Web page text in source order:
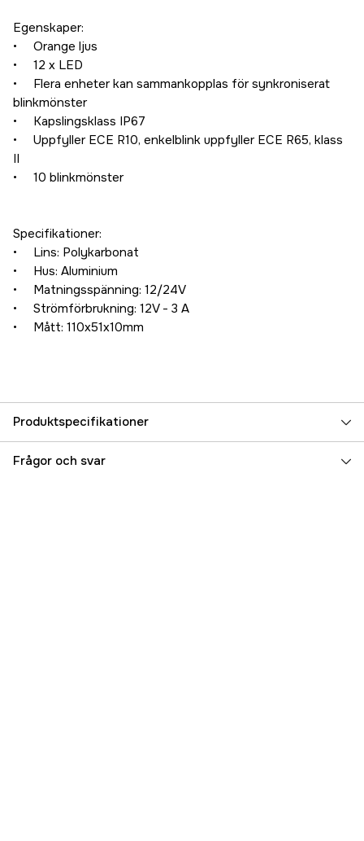
Egenskaper:
• Orange ljus
• 12 x LED
• Flera enheter kan sammankopplas för synkroniserat
blinkmönster
• Kapslingsklass IP67
• Uppfyller ECE R10, enkelblink uppfyller ECE R65, klass
II
• 10 blinkmönster
Specifikationer:
• Lins: Polykarbonat
• Hus: Aluminium
• Matningsspänning: 12/24V
• Strömförbrukning: 12V - 3 A
• Mått: 110x51x10mm
Produktspecifikationer
Referensnummer 1000453950
Frågor och svar